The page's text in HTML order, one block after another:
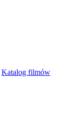
Katalog filmów